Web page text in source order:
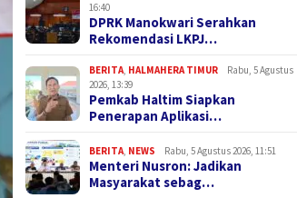
16:40
DPRK Manokwari Serahkan
Rekomendasi LKPJ…
BERITA, HALMAHERA TIMUR
Rabu, 5 Agustus
2026, 13:39
Pemkab Haltim Siapkan
Penerapan Aplikasi…
BERITA, NEWS Rabu, 5 Agustus 2026, 11:51
Menteri Nusron: Jadikan
Masyarakat sebag…